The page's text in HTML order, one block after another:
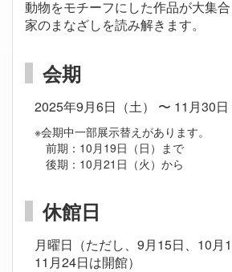
動物をモチーフにした作品が大集
家のまなざしを読み解きます。
会期
2025年9月6日（土） 〜 11月30日
※会期中一部展示替えがあります。
前期：10月19日（日）まで
後期：10月21日（火）から
休館日
月曜日（ただし、9月15日、10月
11月24日は開館）